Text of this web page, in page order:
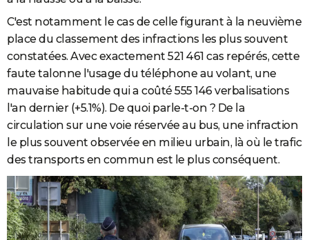
COPAINS D'AVANT
S'inscrire
Se connecter
Lycées
Collèges
Primaires
Universités
Entreprises
Service militaire
Avis de recherche
AVIS DE DÉCÈS
FORUM
Bricolage
Lifestyle
Culture
Sport
Auto
Television
Voyage
Cinema
C'est notamment le cas de celle figurant à la neuvième
place du classement des infractions les plus souvent
constatées. Avec exactement 521 461 cas repérés, cette
faute talonne l'usage du téléphone au volant, une
mauvaise habitude qui a coûté 555 146 verbalisations
l'an dernier (+5.1%). De quoi parle-t-on ? De la
circulation sur une voie réservée au bus, une infraction
le plus souvent observée en milieu urbain, là où le trafic
des transports en commun est le plus conséquent.